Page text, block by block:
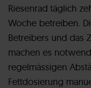
Riesenrad täglich
Woche betreiben.
Betreibers und das
machen es
regelmässigen
Fettdosierung